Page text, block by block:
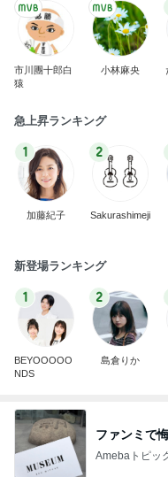
市川團十郎白
猿
小林麻央
急上昇ランキング
1
加藤紀子
2
Sakurashimeji
新登場ランキング
1
BEYOOOOO
NDS
2
島倉りか
ファンミで
Amebaトピッ